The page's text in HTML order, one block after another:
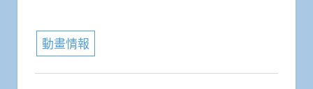
動畫情報